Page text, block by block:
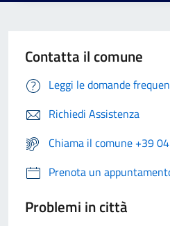
Contatta il comune
Leggi le domande
Richiedi Assistenza
Chiama il comune +39
Prenota un
Problemi in città